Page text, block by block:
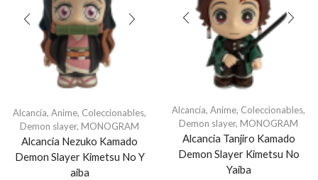
Alcancía, Anime, Coleccionables,
Demon slayer, MONOGRAM
Alcancia Nezuko Kamado
Demon Slayer Kimetsu No Y
aiba
Alcancía, Anime, Coleccionables,
Demon slayer, MONOGRAM
Alcancia Tanjiro Kamado
Demon Slayer Kimetsu No
Yaiba